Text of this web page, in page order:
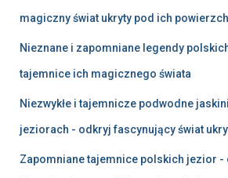
magiczny świat ukryty pod ich
Nieznane i zapomniane legendy
tajemnice ich magicznego świata
Niezwykłe i tajemnicze podwodne
jeziorach - odkryj fascynujący świat
Zapomniane tajemnice polskich jezior -